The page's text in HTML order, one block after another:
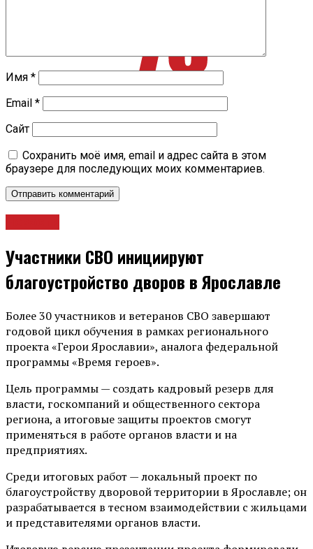
Имя *
Email *
Сайт
Сохранить моё имя, email и адрес сайта в этом
браузере для последующих моих комментариев.
Участники СВО инициируют
благоустройство дворов в Ярославле
Более 30 участников и ветеранов СВО завершают
годовой цикл обучения в рамках регионального
проекта «Герои Ярославии», аналога федеральной
программы «Время героев».
Цель программы — создать кадровый резерв для
власти, госкомпаний и общественного сектора
региона, а итоговые защиты проектов смогут
применяться в работе органов власти и на
предприятиях.
Среди итоговых работ — локальный проект по
благоустройству дворовой территории в Ярославле; он
разрабатывается в тесном взаимодействии с жильцами
и представителями органов власти.